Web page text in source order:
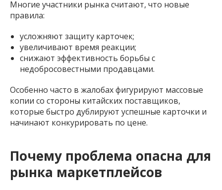
Многие участники рынка считают, что новые
правила:
усложняют защиту карточек;
увеличивают время реакции;
снижают эффективность борьбы с
недобросовестными продавцами.
Особенно часто в жалобах фигурируют массовые
копии со стороны китайских поставщиков,
которые быстро дублируют успешные карточки и
начинают конкурировать по цене.
Почему проблема опасна для
рынка маркетплейсов